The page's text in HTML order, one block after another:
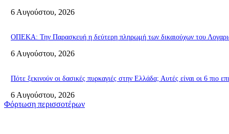
6 Αυγούστου, 2026
ΟΠΕΚΑ: Την Παρασκευή η δεύτερη πληρωμή των δικαιούχων του
6 Αυγούστου, 2026
Πότε ξεκινούν οι δασικές πυρκαγιές στην Ελλάδα; Αυτές είναι οι 6 πιο
6 Αυγούστου, 2026
Φόρτωση περισσοτέρων